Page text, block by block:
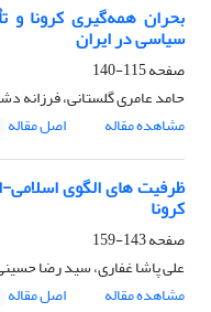
بحران همه‌گیری کرونا و
سیاسی در ایران
صفحه115-140
حامد عامری گلستانی، فرزانه
مشاهده مقاله
اصل مقاله
ظرفیت های الگوی اسلامی-
کرونا
صفحه143-159
علی پاشا غفاری، سید رضا
مشاهده مقاله
اصل مقاله